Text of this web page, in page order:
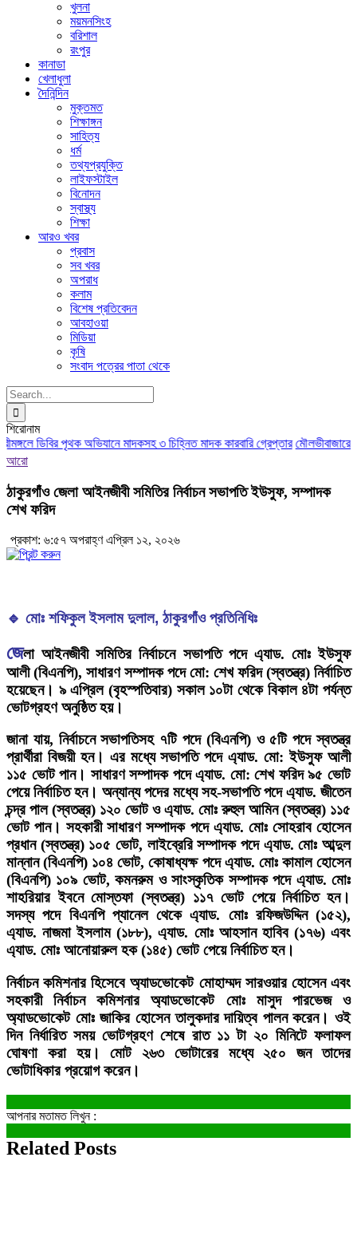
খুলনা
ময়মনসিংহ
বরিশাল
রংপুর
কানাডা
খেলাধুলা
দৈনিন্দিন
মুক্তমত
শিক্ষাঙ্গন
সাহিত্য
ধর্ম
তথ্যপ্রযুক্তি
লাইফস্টাইল
বিনোদন
স্বাস্থ্য
শিক্ষা
আরও খবর
প্রবাস
সব খবর
অপরাধ
কলাম
বিশেষ প্রতিবেদন
আবহাওয়া
মিডিয়া
কৃষি
সংবাদ পত্রের পাতা থেকে
Search
for:
শিরোনাম
ডিবির পৃথক অভিযানে মাদকসহ ৩ চিহ্নিত মাদক কারবারি গ্রেপ্তার মৌলভীবাজারে
আরো
ঠাকুরগাঁও জেলা আইনজীবী সমিতির নির্বাচন সভাপতি ইউসুফ, সম্পাদক
শেখ ফরিদ
প্রকাশ: ৬:৫৭ অপরাহ্ণ এপ্রিল ১২, ২০২৬
🔹 মোঃ শফিকুল ইসলাম দুলাল, ঠাকুরগাঁও প্রতিনিধিঃ
জেলা আইনজীবী সমিতির নির্বাচনে সভাপতি পদে এ্যাড. মোঃ ইউসুফ
আলী (বিএনপি), সাধারণ সম্পাদক পদে মো: শেখ ফরিদ (স্বতন্ত্র) নির্বাচিত
হয়েছেন। ৯ এপ্রিল (বৃহস্পতিবার) সকাল ১০টা থেকে বিকাল ৪টা পর্যন্ত
ভোটগ্রহণ অনুষ্ঠিত হয়।
জানা যায়, নির্বাচনে সভাপতিসহ ৭টি পদে (বিএনপি) ও ৫টি পদে স্বতন্ত্র
প্রার্থীরা বিজয়ী হন। এর মধ্যে সভাপতি পদে এ্যাড. মো: ইউসুফ আলী
১১৫ ভোট পান। সাধারণ সম্পাদক পদে এ্যাড. মো: শেখ ফরিদ ৯৫ ভোট
পেয়ে নির্বাচিত হন। অন্যান্য পদের মধ্যে সহ-সভাপতি পদে এ্যাড. জীতেন
চন্দ্র পাল (স্বতন্ত্র) ১২০ ভোট ও এ্যাড. মোঃ রুহুল আমিন (স্বতন্ত্র) ১১৫
ভোট পান। সহকারী সাধারণ সম্পাদক পদে এ্যাড. মোঃ সোহরাব হোসেন
প্রধান (স্বতন্ত্র) ১০৫ ভোট, লাইব্রেরি সম্পাদক পদে এ্যাড. মোঃ আব্দুল
মান্নান (বিএনপি) ১০৪ ভোট, কোষাধ্যক্ষ পদে এ্যাড. মোঃ কামাল হোসেন
(বিএনপি) ১০৯ ভোট, কমনরুম ও সাংস্কৃতিক সম্পাদক পদে এ্যাড. মোঃ
শাহরিয়ার ইবনে মোস্তফা (স্বতন্ত্র) ১১৭ ভোট পেয়ে নির্বাচিত হন।
সদস্য পদে বিএনপি প্যানেল থেকে এ্যাড. মোঃ রফিজউদ্দিন (১৫২),
এ্যাড. নাজমা ইসলাম (১৮৮), এ্যাড. মোঃ আহসান হাবিব (১৭৬) এবং
এ্যাড. মোঃ আনোয়ারুল হক (১৪৫) ভোট পেয়ে নির্বাচিত হন।
নির্বাচন কমিশনার হিসেবে অ্যাডভোকেট মোহাম্মদ সারওয়ার হোসেন এবং
সহকারী নির্বাচন কমিশনার অ্যাডভোকেট মোঃ মাসুদ পারভেজ ও
অ্যাডভোকেট মোঃ জাকির হোসেন তালুকদার দায়িত্ব পালন করেন। ওই
দিন নির্ধারিত সময় ভোটগ্রহণ শেষে রাত ১১ টা ২০ মিনিটে ফলাফল
ঘোষণা করা হয়। মোট ২৬৩ ভোটারের মধ্যে ২৫০ জন তাদের
ভোটাধিকার প্রয়োগ করেন।
আপনার মতামত লিখুন :
Related Posts